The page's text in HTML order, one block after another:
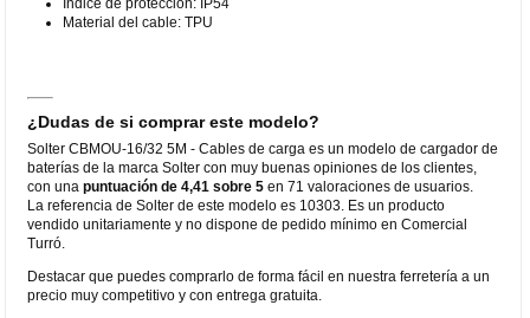
Material del cable: TPU
¿Dudas de si comprar este modelo?
Solter CBMOU-16/32 5M - Cables de carga es un modelo de cargador de
baterías de la marca Solter con muy buenas opiniones de los clientes,
con unapuntuación de 4,41 sobre 5 en 71 valoraciones de usuarios.
La referencia de Solter de este modelo es 10303. Es un producto
vendido unitariamente y no dispone de pedido mínimo en Comercial
Turró.
Destacar que puedes comprarlo de forma fácil en nuestra ferretería a un
precio muy competitivo y con entrega gratuita.